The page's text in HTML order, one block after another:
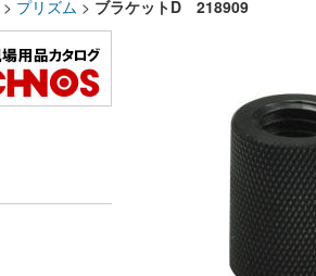
> プリズム > ブラケットD 218909